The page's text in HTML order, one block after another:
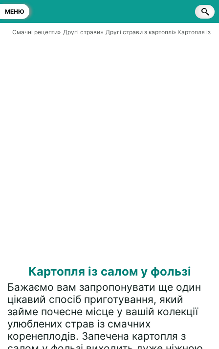
МЕНЮ
Смачні рецепти» Другі страви» Другі страви з картоплі» Картопля із
Картопля із салом у фользі
Бажаємо вам запропонувати ще один
цікавий спосіб приготування, який
займе почесне місце у вашій колекції
улюблених страв із смачних
коренеплодів. Запечена картопля з